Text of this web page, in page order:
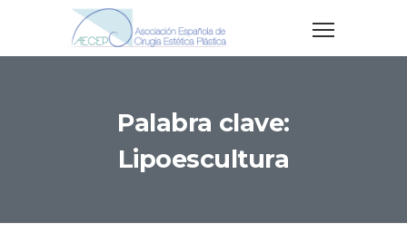
Palabra clave:
Lipoescultura